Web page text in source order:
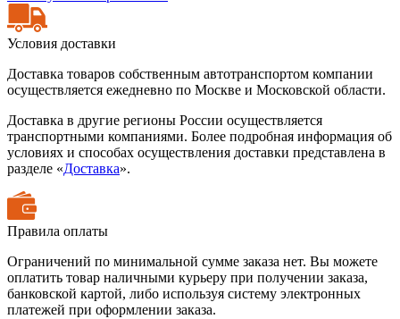
Условия доставки
Доставка товаров собственным автотранспортом компании
осуществляется ежедневно по Москве и Московской области.
Доставка в другие регионы России осуществляется
транспортными компаниями. Более подробная информация об
условиях и способах осуществления доставки представлена в
разделе «Доставка».
Правила оплаты
Ограничений по минимальной сумме заказа нет. Вы можете
оплатить товар наличными курьеру при получении заказа,
банковской картой, либо используя систему электронных
платежей при оформлении заказа.